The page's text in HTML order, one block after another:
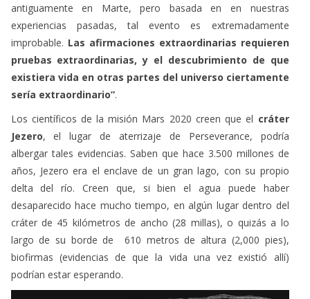
antiguamente en Marte, pero basada en en nuestras
experiencias pasadas, tal evento es extremadamente
improbable. Las afirmaciones extraordinarias requieren
pruebas extraordinarias, y el descubrimiento de que
existiera vida en otras partes del universo ciertamente
sería extraordinario”.
Los científicos de la misión Mars 2020 creen que el cráter
Jezero, el lugar de aterrizaje de Perseverance, podría
albergar tales evidencias. Saben que hace 3.500 millones de
años, Jezero era el enclave de un gran lago, con su propio
delta del río. Creen que, si bien el agua puede haber
desaparecido hace mucho tiempo, en algún lugar dentro del
cráter de 45 kilómetros de ancho (28 millas), o quizás a lo
largo de su borde de 610 metros de altura (2,000 pies),
biofirmas (evidencias de que la vida una vez existió allí)
podrían estar esperando.